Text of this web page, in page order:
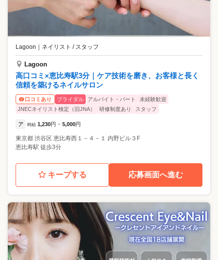
Lagoon ネイリスト / スタッフ
Lagoon
高口コミ×恵比寿駅3分｜ケア技術を磨き、お客様と長く
信頼を築けるネイルサロン
口コミあり ブライダル アルバイト・パート
未経験歓迎
JNECネイリスト検定（旧JNA）
研修制度あり スタッフ
ア 時給 1,230円 ~ 5,000円
東京都 渋谷区 恵比寿西１－４－１ 内野ビル３F
恵比寿駅 徒歩3分
キープする 応募画面へ進む